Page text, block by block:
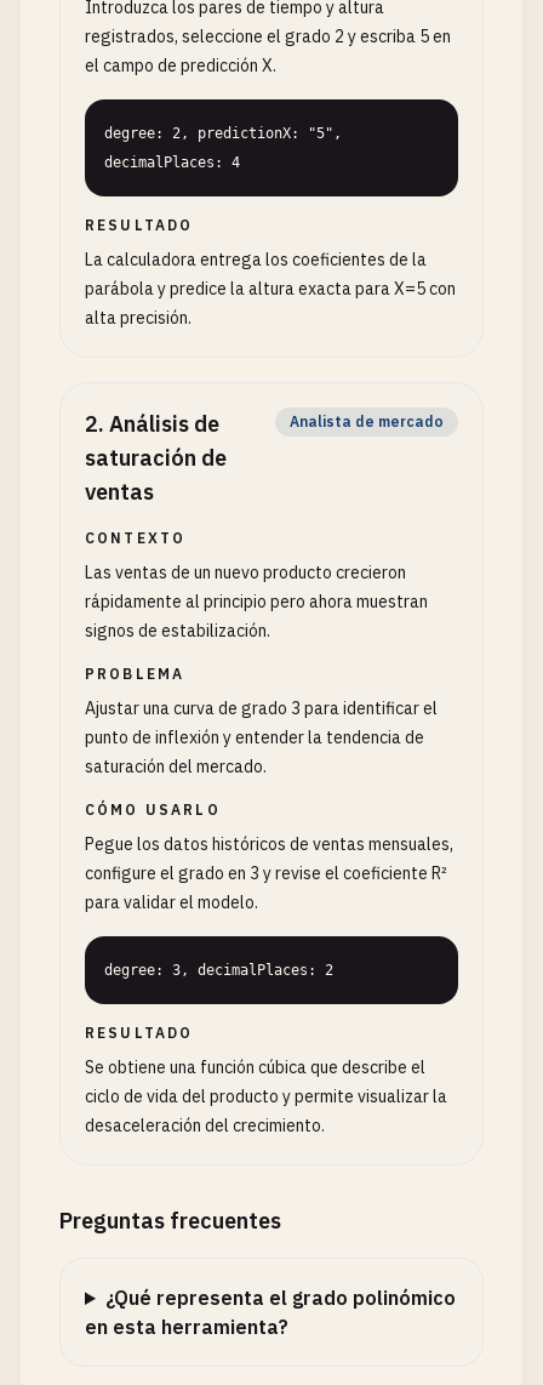
Introduzca los pares de tiempo y altura
registrados, seleccione el grado 2 y escriba 5 en
el campo de predicción X.
degree: 2, predictionX: "5",
decimalPlaces: 4
RESULTADO
La calculadora entrega los coeficientes de la
parábola y predice la altura exacta para X=5 con
alta precisión.
2. Análisis de
saturación de
ventas
Analista de mercado
CONTEXTO
Las ventas de un nuevo producto crecieron
rápidamente al principio pero ahora muestran
signos de estabilización.
PROBLEMA
Ajustar una curva de grado 3 para identificar el
punto de inflexión y entender la tendencia de
saturación del mercado.
CÓMO USARLO
Pegue los datos históricos de ventas mensuales,
configure el grado en 3 y revise el coeficiente R²
para validar el modelo.
degree: 3, decimalPlaces: 2
RESULTADO
Se obtiene una función cúbica que describe el
ciclo de vida del producto y permite visualizar la
desaceleración del crecimiento.
Preguntas frecuentes
¿Qué representa el grado polinómico
en esta herramienta?